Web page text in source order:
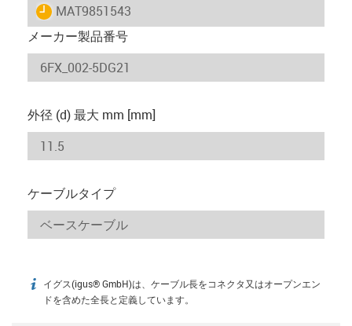
igus-icon-lieferzeit
MAT9851543
メーカー製品番号
外径 (d) 最大 mm [mm]
ケーブルタイプ
igus-icon-info
イグス(igus® GmbH)は、ケーブル長をコネクタ又はオープンエン
ドを含めた全長と定義しています。